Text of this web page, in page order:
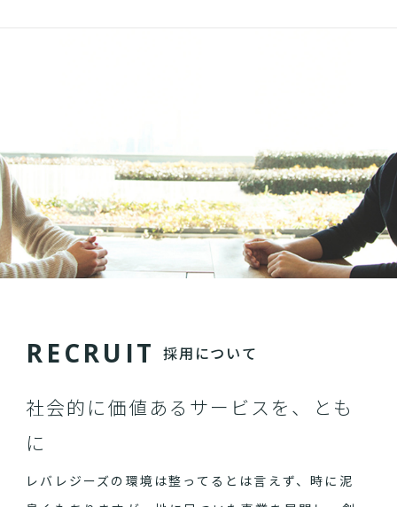
RECRU IT 採用について
社会的に価値あるサービスを、とも
に
レバレジーズの環境は整ってるとは言えず、時に泥